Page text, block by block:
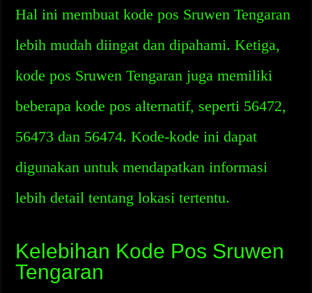
Hal ini membuat kode pos Sruwen Tengaran
lebih mudah diingat dan dipahami. Ketiga,
kode pos Sruwen Tengaran juga memiliki
beberapa kode pos alternatif, seperti 56472,
56473 dan 56474. Kode-kode ini dapat
digunakan untuk mendapatkan informasi
lebih detail tentang lokasi tertentu.
Kelebihan Kode Pos Sruwen
Tengaran